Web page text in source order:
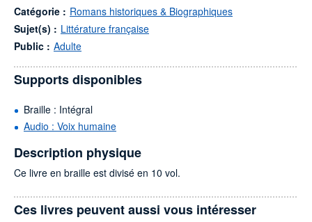
Catégorie : Romans historiques & Biographiques
Sujet(s) : Littérature française
Public : Adulte
Supports disponibles
Braille : Intégral
Audio : Voix humaine
Description physique
Ce livre en braille est divisé en 10 vol.
Ces livres peuvent aussi vous intéresser